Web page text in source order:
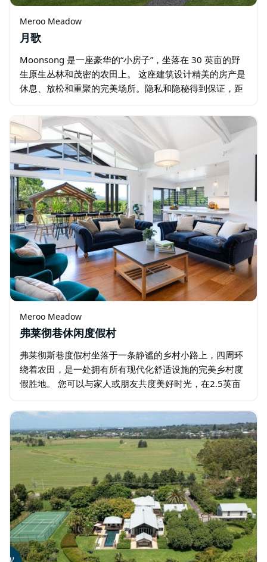
Meroo Meadow
月歌
Moonsong 是一座豪华的“小房子”，坐落在 30 英亩的野
生原生丛林和茂密的农田上。 这座建筑设计精美的房产是
休息、放松和重聚的完美场所。隐私和隐秘得到保证，距
Meroo Meadow
弗莱彻巷休闲度假村
弗莱彻斯巷度假村坐落于一条静谧的乡村小路上，四周环
绕着农田，是一处拥有所有现代化舒适设施的完美乡村度
假胜地。 您可以与家人或朋友共度美好时光，在2.5英亩
一番。户外凉亭可容纳12人…